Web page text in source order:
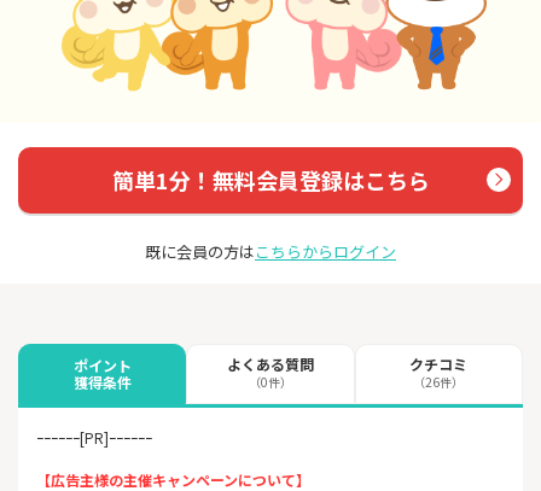
簡単1分！無料会員登録はこちら
既に会員の方はこちらからログイン
ポイント
獲得条件
よくある質問
（0件）
クチコミ
（26件）
ｰｰｰｰｰｰ[PR]ｰｰｰｰｰｰ
【広告主様の主催キャンペーンについて】